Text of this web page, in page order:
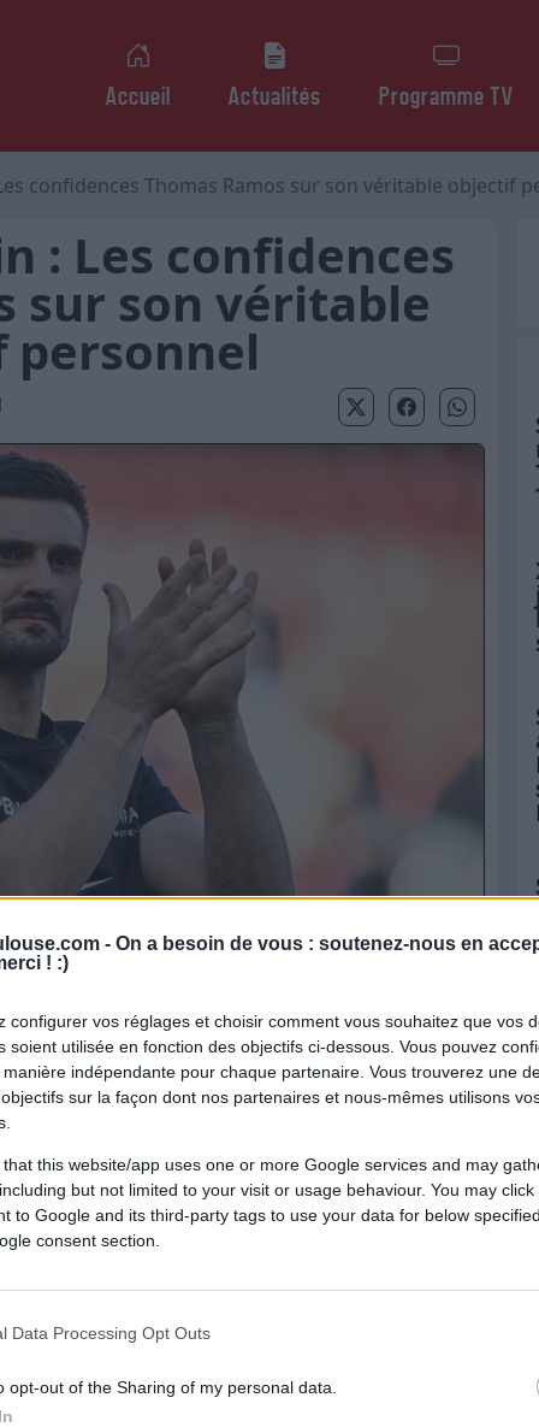
- On a besoin de vous : soutenez-nous en
! :)
configurer vos réglages et choisir comment vous souhaitez que vos
soient utilisée en fonction des objectifs ci-dessous. Vous pouvez
indépendante pour chaque partenaire. Vous trouverez une
sur la façon dont nos partenaires et nous-mêmes utilisons
that this website/app uses one or more Google services and may
but not limited to your visit or usage behaviour. You may
to Google and its third-party tags to use your data for below
consent section.
Data Processing Opt Outs
opt-out of the Sharing of my personal data.
Accueil Actualités Programme TV
confidences Thomas Ramos sur son véritable objectif
: Les confidences
sur son véritable
2000 points marqués avec le Stade
des points marqués avec le XV de
sur son véritable objectif personnel.
de points pour ce club"
bien sûr, comme je l’avais dit lorsque
Baptiste Elissalde (ancien meilleur
c’est une fierté de marquer autant de